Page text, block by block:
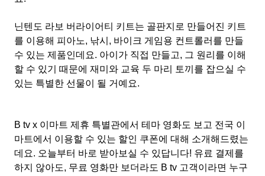
닌텐도 라보 버라이어티 키트는 골판지로 만들어진 키트
를 이용해 피아노, 낚시, 바이크 게임용 컨트롤러를 만들
수 있는 제품인데요. 아이가 직접 만들고, 그 원리를 이해
할 수 있기 때문에 재미와 교육 두 마리 토끼를 잡으실 수
있는 특별한 선물이 될 거예요.
B tv x 이마트 제휴 특별관에서 테마 영화도 보고 전국 이
마트에서 이용할 수 있는 할인 쿠폰에 대해 소개해드렸는
데요. 오늘부터 바로 받아보실 수 있답니다! 유료 결제를
하지 않아도, 무료 영화만 보더라도 B tv 고객이라면 누구